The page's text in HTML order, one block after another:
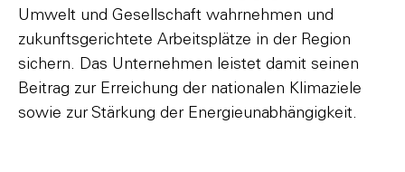
Umwelt und Gesellschaft wahrnehmen und
zukunftsgerichtete Arbeitsplätze in der Region
sichern. Das Unternehmen leistet damit seinen
Beitrag zur Erreichung der nationalen Klimaziele
sowie zur Stärkung der Energieunabhängigkeit.